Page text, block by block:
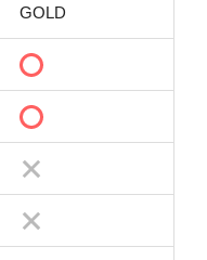
GOLD